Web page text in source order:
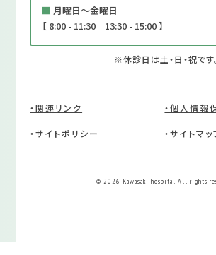
■ 月曜日～金曜日
【 8:00 - 11:30 13:30 - 15:00 】
※休診日は土・日・祝です。
・関連リンク ・個人情報
・サイトポリシー ・サイトマッ
© 2026 Kawasaki hospital All rights